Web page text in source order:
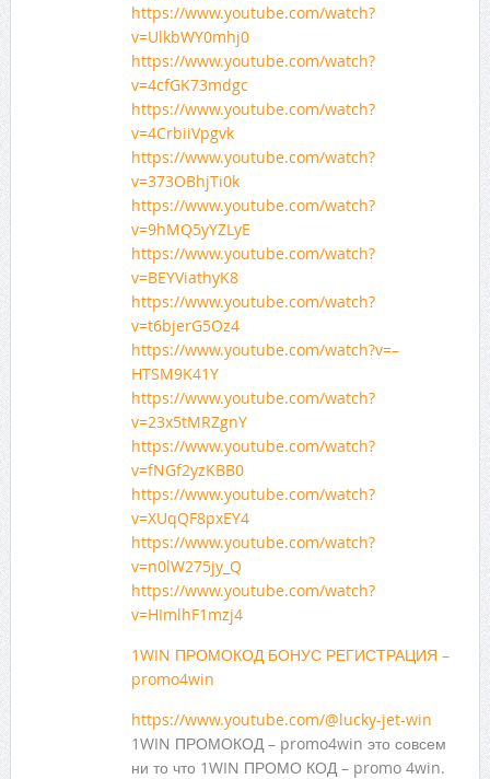
https://www.youtube.com/watch?
v=UlkbWY0mhj0
https://www.youtube.com/watch?
v=4cfGK73mdgc
https://www.youtube.com/watch?
v=4CrbiiVpgvk
https://www.youtube.com/watch?
v=373OBhjTi0k
https://www.youtube.com/watch?
v=9hMQ5yYZLyE
https://www.youtube.com/watch?
v=BEYViathyK8
https://www.youtube.com/watch?
v=t6bjerG5Oz4
https://www.youtube.com/watch?v=–
HTSM9K41Y
https://www.youtube.com/watch?
v=23x5tMRZgnY
https://www.youtube.com/watch?
v=fNGf2yzKBB0
https://www.youtube.com/watch?
v=XUqQF8pxEY4
https://www.youtube.com/watch?
v=n0lW275jy_Q
https://www.youtube.com/watch?
v=HImlhF1mzj4
1WIN ПРОМОКОД БОНУС РЕГИСТРАЦИЯ –
promo4win
https://www.youtube.com/@lucky-jet-win
1WIN ПРОМОКОД – promo4win это совсем
ни то что 1WIN ПРОМО КОД – promo 4win.